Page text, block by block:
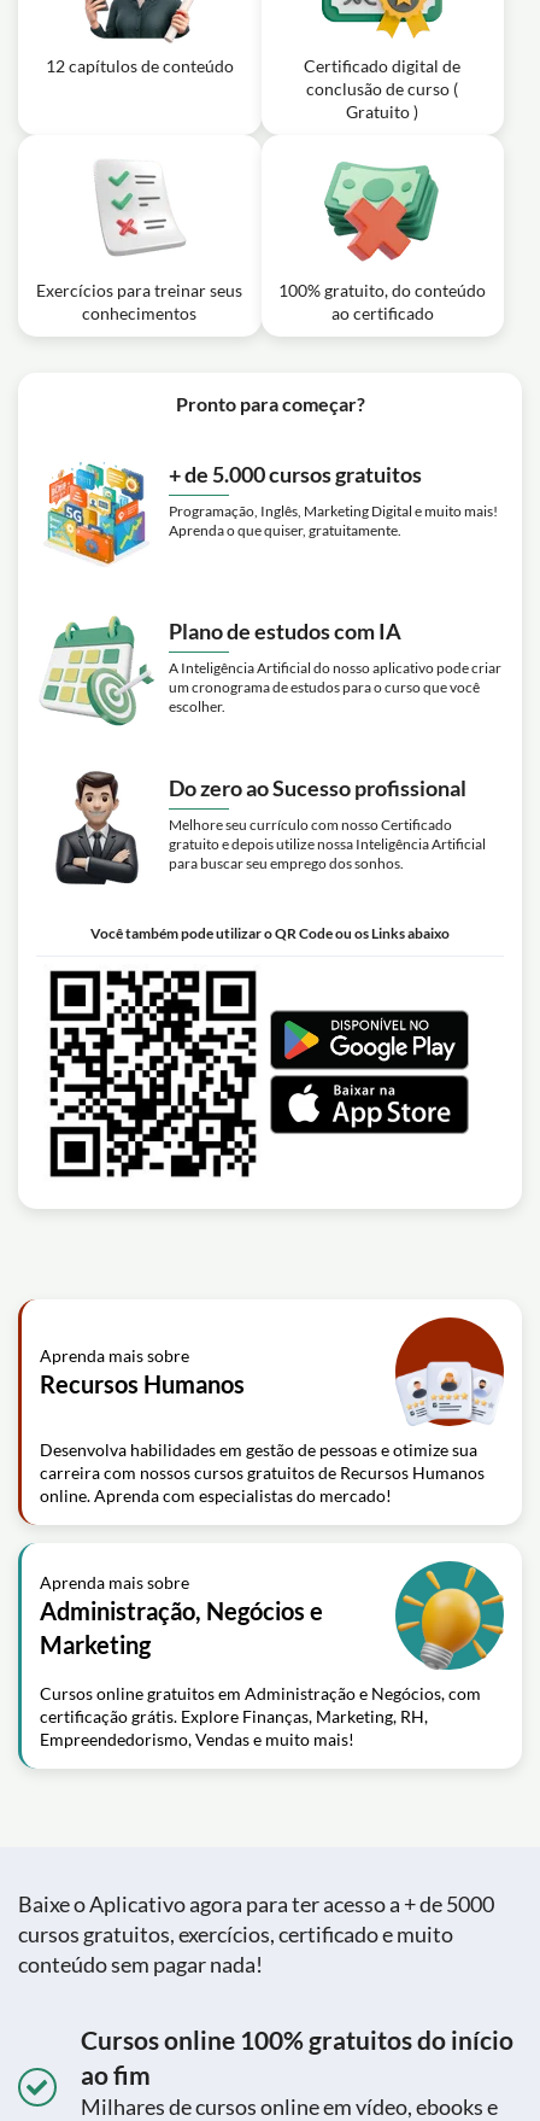
12 capítulos de conteúdo
Certificado digital de
conclusão de curso (
Gratuito )
Exercícios para treinar seus
conhecimentos
100% gratuito, do conteúdo
ao certificado
Pronto para começar?
+ de 5.000 cursos gratuitos
Programação, Inglês, Marketing Digital e muito mais!
Aprenda o que quiser, gratuitamente.
Plano de estudos com IA
A Inteligência Artificial do nosso aplicativo pode criar
um cronograma de estudos para o curso que você
escolher.
Do zero ao Sucesso profissional
Melhore seu currículo com nosso Certificado
gratuito e depois utilize nossa Inteligência Artificial
para buscar seu emprego dos sonhos.
Você também pode utilizar o QR Code ou os Links abaixo
Aprenda mais sobre
Recursos Humanos
Desenvolva habilidades em gestão de pessoas e otimize sua
carreira com nossos cursos gratuitos de Recursos Humanos
online. Aprenda com especialistas do mercado!
Aprenda mais sobre
Administração, Negócios e
Marketing
Cursos online gratuitos em Administração e Negócios, com
certificação grátis. Explore Finanças, Marketing, RH,
Empreendedorismo, Vendas e muito mais!
Baixe o Aplicativo agora para ter acesso a + de 5000
cursos gratuitos, exercícios, certificado e muito
conteúdo sem pagar nada!
Cursos online 100% gratuitos do início
ao fim
Milhares de cursos online em vídeo, ebooks e